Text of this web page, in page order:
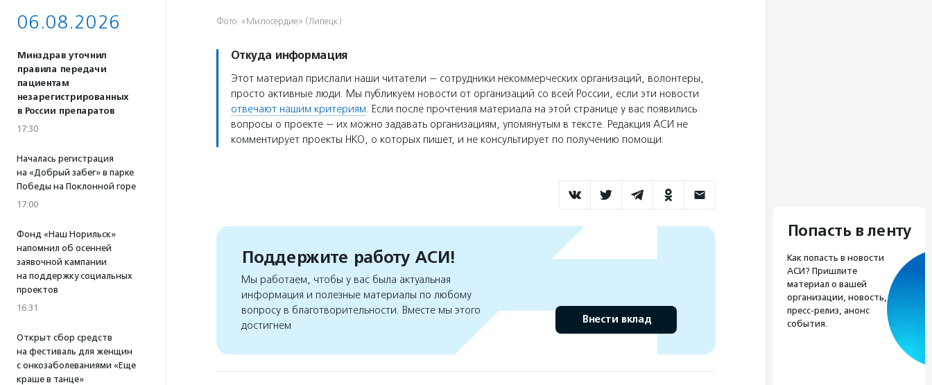
06.08.2026
Минздрав уточнил
правила передачи
пациентам
незарегистрированных
в России препаратов
17:30
Началась регистрация
на «Добрый забег» в парке
Победы на Поклонной горе
17:00
Фонд «Наш Норильск»
напомнил об осенней
заявочной кампании
на поддержку социальных
проектов
16:31
Открыт сбор средств
на фестиваль для женщин
с онкозаболеваниями «Еще
краше в танце»
Фото: «Милосердие» (Липецк)
Откуда информация
Этот материал прислали наши читатели — сотрудники некоммерческих организаций, волонтеры,
просто активные люди. Мы публикуем новости от организаций со всей России, если эти новости
отвечают нашим критериям. Если после прочтения материала на этой странице у вас появились
вопросы о проекте — их можно задавать организациям, упомянутым в тексте. Редакция АСИ не
комментирует проекты НКО, о которых пишет, и не консультирует по получению помощи.
Поддержите работу АСИ!
Мы работаем, чтобы у вас была актуальная
информация и полезные материалы по любому
вопросу в благотворительности. Вместе мы этого
достигнем
Внести вклад
Попасть в ленту
Как попасть в новости
АСИ? Пришлите
материал о вашей
организации, новость,
пресс-релиз, анонс
события.